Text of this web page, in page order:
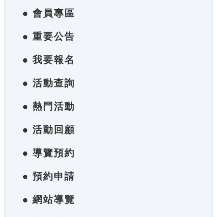
● 會員專區
● 重要公告
● 我要報名
● 活動查詢
● 熱門活動
● 活動回顧
● 導覽預約
● 預約申請
● 網站導覽